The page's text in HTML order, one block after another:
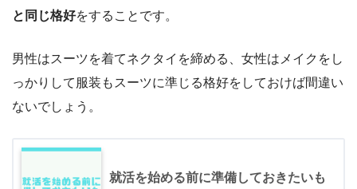
と同じ格好をすることです。
男性はスーツを着てネクタイを締める、女性はメイクをし
っかりして服装もスーツに準じる格好をしておけば間違い
ないでしょう。
就活を始める前に準備しておきたいも